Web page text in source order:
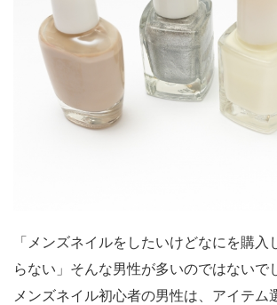
「メンズネイルをしたいけどなにを購入
らない」そんな男性が多いのではないで
メンズネイル初心者の男性は、アイテム